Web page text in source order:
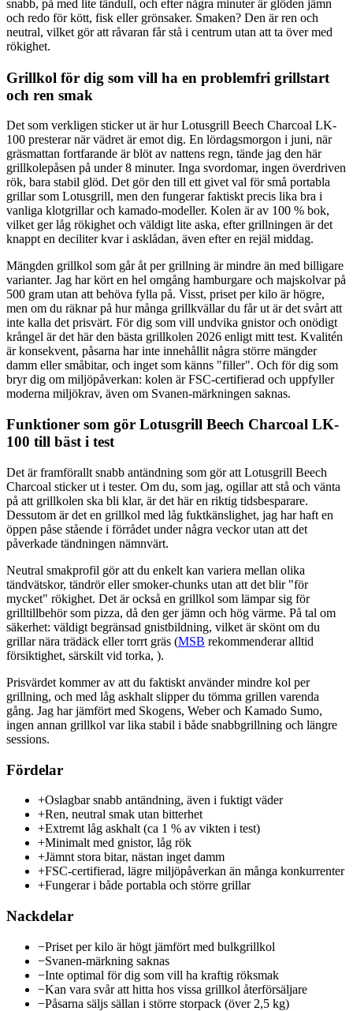
snabb, på med lite tändull, och efter några minuter är glöden jämn
och redo för kött, fisk eller grönsaker. Smaken? Den är ren och
neutral, vilket gör att råvaran får stå i centrum utan att ta över med
rökighet.
Grillkol för dig som vill ha en problemfri grillstart
och ren smak
Det som verkligen sticker ut är hur Lotusgrill Beech Charcoal LK-
100 presterar när vädret är emot dig. En lördagsmorgon i juni, när
gräsmattan fortfarande är blöt av nattens regn, tände jag den här
grillkolepåsen på under 8 minuter. Inga svordomar, ingen överdriven
rök, bara stabil glöd. Det gör den till ett givet val för små portabla
grillar som Lotusgrill, men den fungerar faktiskt precis lika bra i
vanliga klotgrillar och kamado-modeller. Kolen är av 100 % bok,
vilket ger låg rökighet och väldigt lite aska, efter grillningen är det
knappt en deciliter kvar i asklådan, även efter en rejäl middag.
Mängden grillkol som går åt per grillning är mindre än med billigare
varianter. Jag har kört en hel omgång hamburgare och majskolvar på
500 gram utan att behöva fylla på. Visst, priset per kilo är högre,
men om du räknar på hur många grillkvällar du får ut är det svårt att
inte kalla det prisvärt. För dig som vill undvika gnistor och onödigt
krångel är det här den bästa grillkolen 2026 enligt mitt test. Kvalitén
är konsekvent, påsarna har inte innehållit några större mängder
damm eller småbitar, och inget som känns "filler". Och för dig som
bryr dig om miljöpåverkan: kolen är FSC-certifierad och uppfyller
moderna miljökrav, även om Svanen-märkningen saknas.
Funktioner som gör Lotusgrill Beech Charcoal LK-
100 till bäst i test
Det är framförallt snabb antändning som gör att Lotusgrill Beech
Charcoal sticker ut i tester. Om du, som jag, ogillar att stå och vänta
på att grillkolen ska bli klar, är det här en riktig tidsbesparare.
Dessutom är det en grillkol med låg fuktkänslighet, jag har haft en
öppen påse stående i förrådet under några veckor utan att det
påverkade tändningen nämnvärt.
Neutral smakprofil gör att du enkelt kan variera mellan olika
tändvätskor, tändrör eller smoker-chunks utan att det blir "för
mycket" rökighet. Det är också en grillkol som lämpar sig för
grilltillbehör som pizza, då den ger jämn och hög värme. På tal om
säkerhet: väldigt begränsad gnistbildning, vilket är skönt om du
grillar nära trädäck eller torrt gräs (MSB rekommenderar alltid
försiktighet, särskilt vid torka, ).
Prisvärdet kommer av att du faktiskt använder mindre kol per
grillning, och med låg askhalt slipper du tömma grillen varenda
gång. Jag har jämfört med Skogens, Weber och Kamado Sumo,
ingen annan grillkol var lika stabil i både snabbgrillning och längre
sessions.
Fördelar
+Oslagbar snabb antändning, även i fuktigt väder
+Ren, neutral smak utan bitterhet
+Extremt låg askhalt (ca 1 % av vikten i test)
+Minimalt med gnistor, låg rök
+Jämnt stora bitar, nästan inget damm
+FSC-certifierad, lägre miljöpåverkan än många konkurrenter
+Fungerar i både portabla och större grillar
Nackdelar
−Priset per kilo är högt jämfört med bulkgrillkol
−Svanen-märkning saknas
−Inte optimal för dig som vill ha kraftig röksmak
−Kan vara svår att hitta hos vissa grillkol återförsäljare
−Påsarna säljs sällan i större storpack (över 2,5 kg)